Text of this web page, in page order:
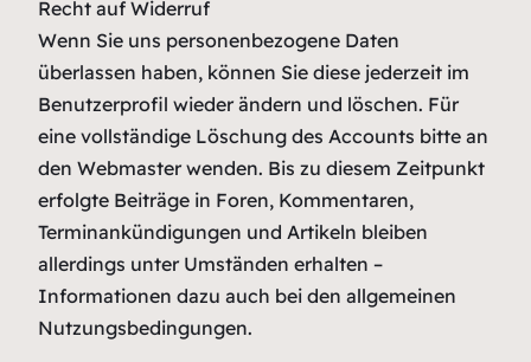
Recht auf Widerruf
Wenn Sie uns personenbezogene Daten
überlassen haben, können Sie diese jederzeit im
Benutzerprofil wieder ändern und löschen. Für
eine vollständige Löschung des Accounts bitte an
den Webmaster wenden. Bis zu diesem Zeitpunkt
erfolgte Beiträge in Foren, Kommentaren,
Terminankündigungen und Artikeln bleiben
allerdings unter Umständen erhalten –
Informationen dazu auch bei den allgemeinen
Nutzungsbedingungen.